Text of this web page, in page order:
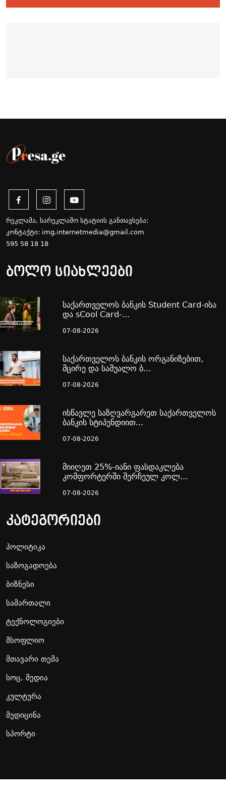
რეკლამა, სარეკლამო სტატიის განთავსება:
კონტაქტი: img.internetmedia@gmail.com
595 58 18 18
ბოლო სიახლეები
საქართველოს ბანკის Student Card-ისა
და sCool Card-...
07-08-2026
საქართველოს ბანკის ორგანიზებით,
მცირე და საშუალო ბ...
07-08-2026
ისწავლე საზღვარგარეთ საქართველოს
ბანკის სტიპენდიით...
07-08-2026
მიიღეთ 25%-იანი ფასდაკლება
კომფორტერში შერჩეულ კოლ...
07-08-2026
კატეგორიები
პოლიტიკა
საზოგადოება
ბიზნესი
სამართალი
ტექნოლოგიები
მსოფლიო
მთავარი თემა
სოც. მედია
კულტურა
მედიცინა
სპორტი